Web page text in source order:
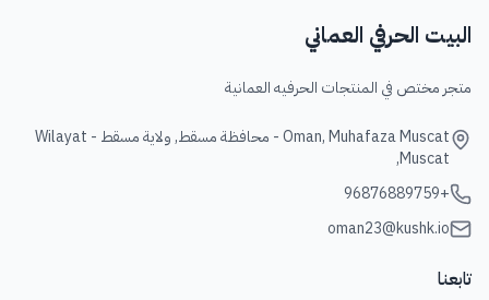
البيت الحرفي العماني
متجر مختص في المنتجات الحرفيه العمانية
Oman, Muhafaza Muscat - محافظة مسقط, ولاية مسقط - Wilayat
Muscat,
+96876889759
oman23@kushk.io
تابعنا